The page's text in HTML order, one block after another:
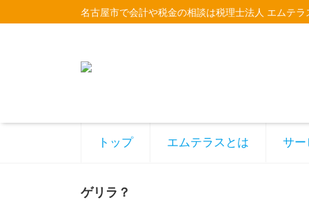
名古屋市で会計や税金の相談は税理士法人 エムテ
トップ エムテラスとは サー
ゲリラ？